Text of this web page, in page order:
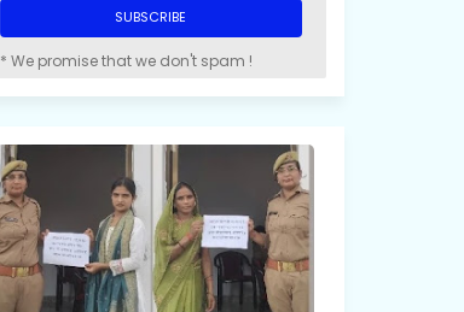
* We promise that we don't spam !